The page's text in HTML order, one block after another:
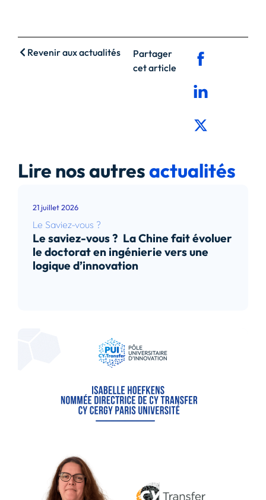
Revenir aux actualités
Partager
cet article
Lire nos autresactualités
21 juillet 2026
Le Saviez-vous ?
Le saviez-vous ? La Chine fait évoluer
le doctorat en ingénierie vers une
logique d’innovation